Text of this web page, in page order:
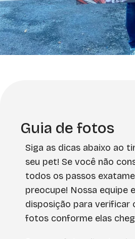
Guia de fotos
Siga as dicas abaixo ao
seu pet! Se você não
todos os passos
preocupe! Nossa equipe
disposição para verificar
fotos conforme elas